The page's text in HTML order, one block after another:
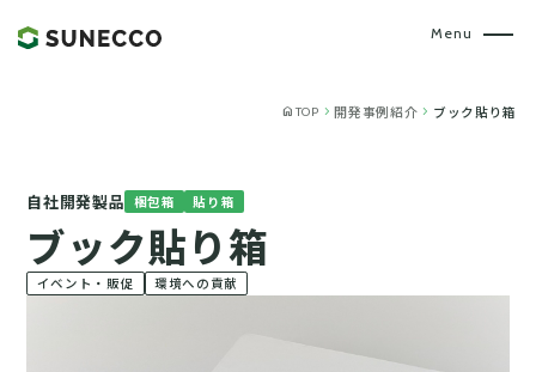
home TOP chevron_right開発事例紹介 chevron_right ブック貼り箱
自社開発製品 梱包箱 貼り箱
ブック貼り箱
イベント・販促 環境への貢献